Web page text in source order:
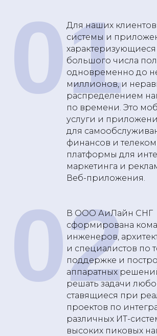
Для наших
системы и
большого числа
одновременно до
миллионов, и
распределением
по времени. Это
услуги и
для
финансов и
платформы для
маркетинга и
Веб-приложения.
01
В ООО АиЛайн СНГ
сформирована
инженеров,
и специалистов по
поддержке и
аппаратных
решать задачи
ставящиеся при
проектов по
различных ИТ-
высоких пиковых
02